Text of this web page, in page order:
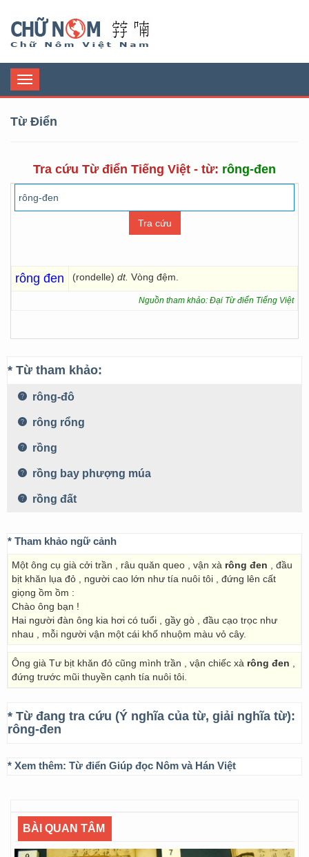
Toggle
navigation
Từ Điển
Tra cứu Từ điển Tiếng Việt - từ: rông-đen
rông đen (rondelle) dt. Vòng đệm.
Nguồn tham khảo: Đại Từ điển Tiếng Việt
* Từ tham khảo:
rông-đô
rông rổng
rồng
rồng bay phượng múa
rồng đất
* Tham khảo ngữ cảnh
Một ông cụ già cởi trần , râu quăn queo , vận xà rông đen , đầu
bịt khăn lụa đỏ , người cao lớn như tía nuôi tôi , đứng lên cất
giọng ồm ồm :
Chào ông bạn !
Hai người đàn ông kia hơi có tuổi , gầy gò , đầu cạo trọc như
nhau , mỗi người vận một cái khố nhuộm màu vỏ cây.
Ông già Tư bịt khăn đỏ cũng mình trần , vận chiếc xà rông đen
đứng trước mũi thuyền cạnh tía nuôi tôi.
* Từ đang tra cứu (Ý nghĩa của từ, giải nghĩa từ):
rông-đen
* Xem thêm: Từ điển Giúp đọc Nôm và Hán Việt
BÀI QUAN TÂM